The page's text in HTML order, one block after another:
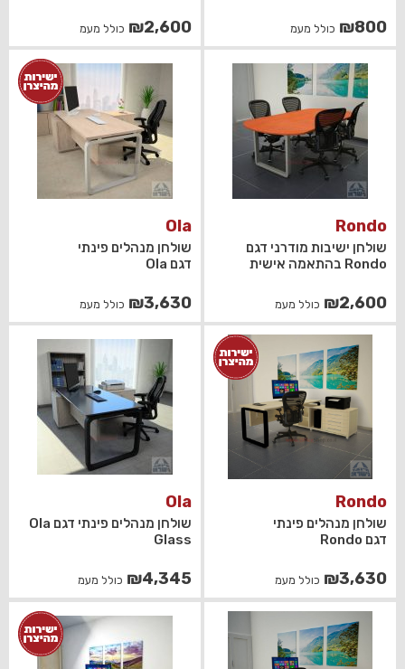
₪800 כולל מעמ ₪2,600 כולל מעמ
Rondo
שולחן ישיבות מודרני דגם
Rondo בהתאמה אישית
₪2,600 כולל מעמ
Ola
שולחן מנהלים פינתי
דגם Ola
₪3,630 כולל מעמ
Rondo
שולחן מנהלים פינתי
דגם Rondo
₪3,630 כולל מעמ
Ola
שולחן מנהלים פינתי דגם Ola
Glass
₪4,345 כולל מעמ